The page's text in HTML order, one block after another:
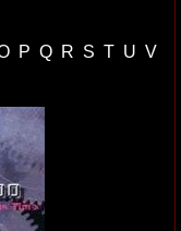
P Q R S T U V